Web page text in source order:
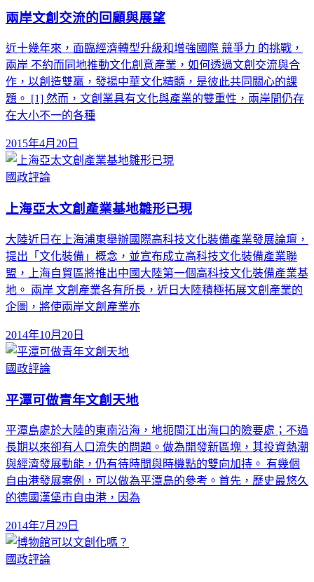
兩岸文創交流的回顧與展望
近十幾年來，面臨經濟轉型升級和增強國際 競爭力 的挑戰，
兩岸 不約而同地推動文化創意產業，如何透過文創交流與合
作，以創造雙贏，發揚中華文化精髓，是彼此共同關心的課
題。 [1] 然而，文創業具有文化與產業的雙重性，兩岸間仍存
在大小不一的各種
2015年4月20日
國政評論
上海亞太文創產業基地雛形已現
大陸近日在上海浦東舉辦國際高科技文化裝備產業發展論壇，
提出「文化裝備」概念，並宣布成立高科技文化裝備產業聯
盟，上海自貿區將推出中國大陸第一個高科技文化裝備產業基
地。 兩岸 文創產業各有所長，近日大陸積極拓展文創產業的
企圖，將使兩岸文創產業亦
2014年10月20日
國政評論
平潭可做青年文創天地
平潭島處於大陸的東南沿海，地扼閩江出海口的險要處；不過
長期以來卻有人口流失的問題。做為開發新區塊，其投資熱潮
與經濟發展動能，仍有待時間與時機點的雙向加持。 有幾個
自由港發展案例，可以做為平潭島的參考。首先，歷史最悠久
的德國漢堡市自由港，因為
2014年7月29日
國政評論